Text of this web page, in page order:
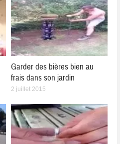
Garder des bières bien au
frais dans son jardin
2 juillet 2015